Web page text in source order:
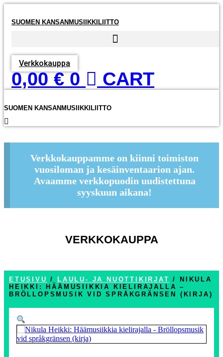
SUOMEN KANSANMUSIIKKILIITTO
Verkkokauppa
0,00€ 0 CART
SUOMEN KANSANMUSIIKKILIITTO
Verkkokauppamme on kiinni toimiston
vuosiloman ja kesäinventaarion ajan.
Avaamme verkkopuodin uudistettuna
syyskuun aikana!
VERKKOKAUPPA
ETUSIVU / LAULU- JA NUOTTIKIRJAT / NIKULA
HEIKKI: HÄÄMUSIIKKIA KIELIRAJALLA –
BRÖLLOPSMUSIK VID SPRÅKGRÄNSEN (KIRJA)